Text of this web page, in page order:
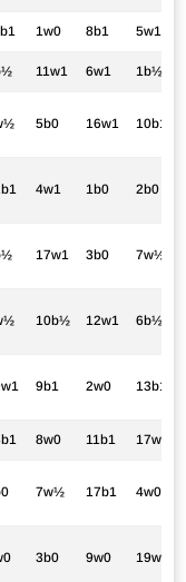
1w0 8b1 5w1
11w1 6w1 1b½
5b0 16w1 10b1
4w1 1b0 2b0
17w1 3b0 7w½
10b½ 12w1 6b½
9b1 2w0 13b1
8w0 11b1 17w1
7w½ 17b1 4w0
3b0 9w0 19w1